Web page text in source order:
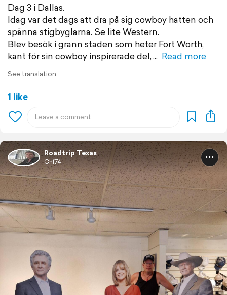
Dag 3 i Dallas.
Idag var det dags att dra på sig cowboy hatten och
spänna stigbyglarna. Se lite Western.
Blev besök i grann staden som heter Fort Worth,
känt för sin cowboy inspirerade del,
Read more
See translation
1 like
Roadtrip Texas
Chf74